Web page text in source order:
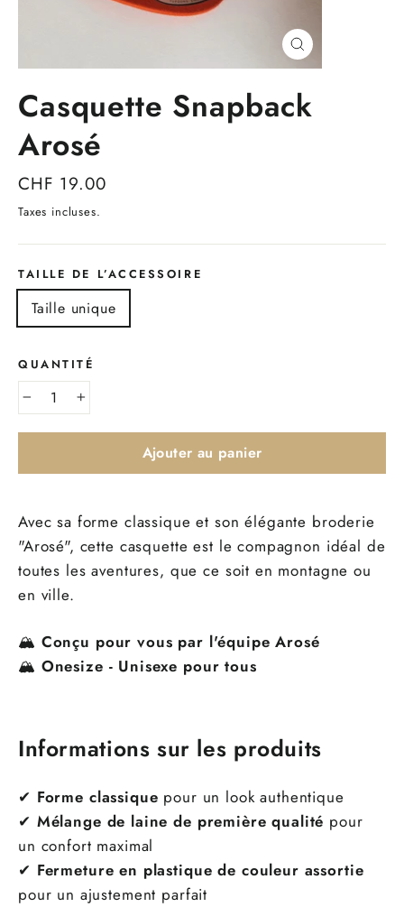
Fermer
(Esc)
Casquette Snapback
Arosé
Prix
régulier
CHF 19.00
Taxes incluses.
TAILLE DE L’ACCESSOIRE
Taille unique
QUANTITÉ
− +
Ajouter au panier
Avec sa forme classique et son élégante broderie
"Arosé", cette casquette est le compagnon idéal de
toutes les aventures, que ce soit en montagne ou
en ville.
🏔 Conçu pour vous par l'équipe Arosé
🏔 Onesize - Unisexe pour tous
Informations sur les produits
✔ Forme classique pour un look authentique
✔ Mélange de laine de première qualité pour
un confort maximal
✔ Fermeture en plastique de couleur assortie
pour un ajustement parfait